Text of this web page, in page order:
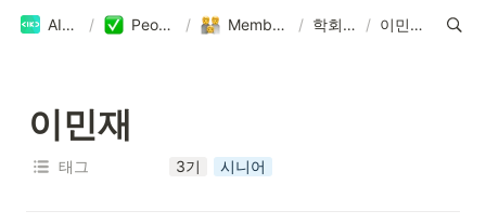
AIKU / People / Members / 학회원 / 이민재
이민재
태그 3기 시니어